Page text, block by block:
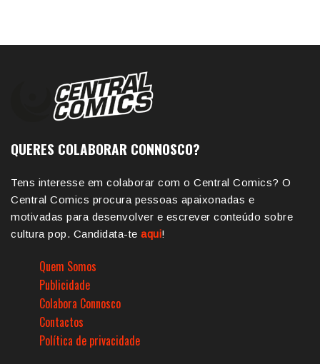
QUERES COLABORAR CONNOSCO?
Tens interesse em colaborar com o Central Comics? O
Central Comics procura pessoas apaixonadas e
motivadas para desenvolver e escrever conteúdo sobre
cultura pop. Candidata-te aqui!
Quem Somos
Publicidade
Colabora Connosco
Contactos
Política de privacidade